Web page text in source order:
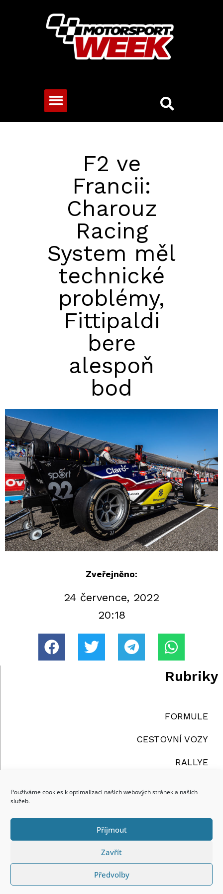
Používáme cookies k optimalizaci našich webových stránek a našich
služeb.
Příjmout
Zavřít
Předvolby
F2 ve
Francii:
Charouz
Racing
System měl
technické
problémy,
Fittipaldi
bere
alespoň
bod
Zveřejněno:
24 července, 2022
20:18
Rubriky
FORMULE
CESTOVNÍ VOZY
RALLYE
Copyright ©2026 | REDEMPTOR a.s., All Rights
Reserved